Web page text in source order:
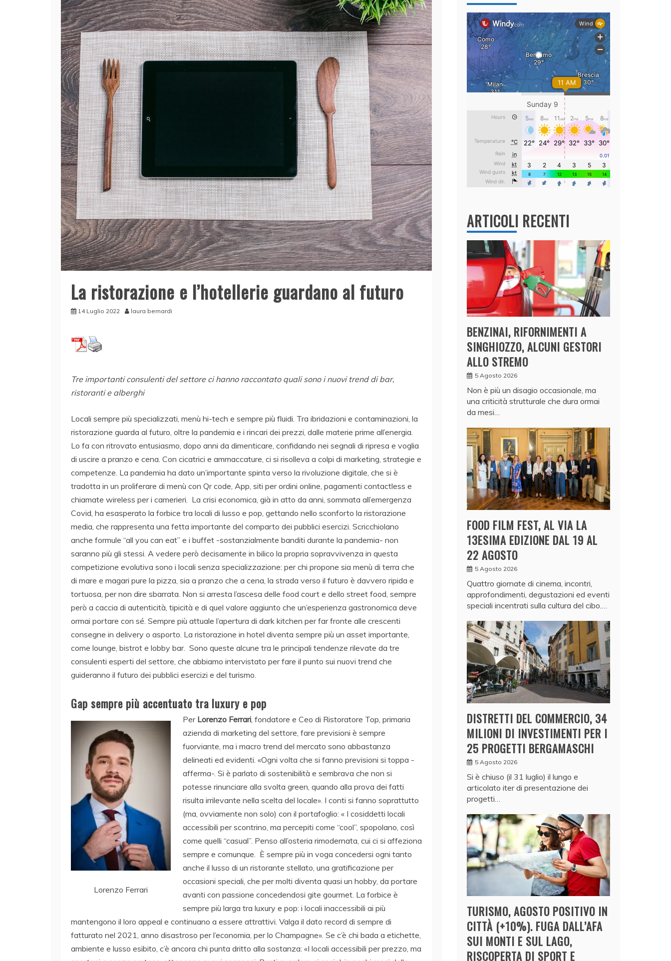
La ristorazione e l’hotellerie guardano al futuro
14 Luglio 2022 laura bernardi
Tre importanti consulenti del settore ci hanno raccontato quali sono i nuovi trend di bar,
ristoranti e alberghi
Locali sempre più specializzati, menù hi-tech e sempre più fluidi. Tra ibridazioni e contaminazioni, la
ristorazione guarda al futuro, oltre la pandemia e i rincari dei prezzi, dalle materie prime all’energia.
Lo fa con ritrovato entusiasmo, dopo anni da dimenticare, confidando nei segnali di ripresa e voglia
di uscire a pranzo e cena. Con cicatrici e ammaccature, ci si risolleva a colpi di marketing, strategie e
competenze. La pandemia ha dato un’importante spinta verso la rivoluzione digitale, che si è
tradotta in un proliferare di menù con Qr code, App, siti per ordini online, pagamenti contactless e
chiamate wireless per i camerieri. La crisi economica, già in atto da anni, sommata all’emergenza
Covid, ha esasperato la forbice tra locali di lusso e pop, gettando nello sconforto la ristorazione
media, che rappresenta una fetta importante del comparto dei pubblici esercizi. Scricchiolano
anche formule “all you can eat” e i buffet -sostanzialmente banditi durante la pandemia- non
saranno più gli stessi. A vedere però decisamente in bilico la propria sopravvivenza in questa
competizione evolutiva sono i locali senza specializzazione: per chi propone sia menù di terra che
di mare e magari pure la pizza, sia a pranzo che a cena, la strada verso il futuro è davvero ripida e
tortuosa, per non dire sbarrata. Non si arresta l’ascesa delle food court e dello street food, sempre
però a caccia di autenticità, tipicità e di quel valore aggiunto che un’esperienza gastronomica deve
ormai portare con sé. Sempre più attuale l’apertura di dark kitchen per far fronte alle crescenti
consegne in delivery o asporto. La ristorazione in hotel diventa sempre più un asset importante,
come lounge, bistrot e lobby bar. Sono queste alcune tra le principali tendenze rilevate da tre
consulenti esperti del settore, che abbiamo intervistato per fare il punto sui nuovi trend che
guideranno il futuro dei pubblici esercizi e del turismo.
Gap sempre più accentuato tra luxury e pop
Lorenzo Ferrari
Per Lorenzo Ferrari , fondatore e Ceo di Ristoratore Top, primaria
azienda di marketing del settore, fare previsioni è sempre
fuorviante, ma i macro trend del mercato sono abbastanza
delineati ed evidenti. «Ogni volta che si fanno previsioni si toppa -
afferma-. Si è parlato di sostenibilità e sembrava che non si
potesse rinunciare alla svolta green, quando alla prova dei fatti
risulta irrilevante nella scelta del locale». I conti si fanno soprattutto
(ma, ovviamente non solo) con il portafoglio: « I cosiddetti locali
accessibili per scontrino, ma percepiti come “cool”, spopolano, così
come quelli “casual”. Penso all’osteria rimodernata, cui ci si affeziona
sempre e comunque. È sempre più in voga concedersi ogni tanto
anche il lusso di un ristorante stellato, una gratificazione per
occasioni speciali, che per molti diventa quasi un hobby, da portare
avanti con passione concedendosi gite gourmet. La forbice è
sempre più larga tra luxury e pop: i locali inaccessibili ai più
mantengono il loro appeal e continuano a essere attrattivi. Valga il dato record di sempre di
fatturato nel 2021, anno disastroso per l’economia, per lo Champagne». Se c’è chi bada a etichette,
ambiente e lusso esibito, c’è ancora chi punta dritto alla sostanza: «I locali accessibili per prezzo, ma
ARTICOLI RECENTI
BENZINAI, RIFORNIMENTI A
SINGHIOZZO, ALCUNI GESTORI
ALLO STREMO
5 Agosto 2026
Non è più un disagio occasionale, ma
una criticità strutturale che dura ormai
da mesi…
FOOD FILM FEST, AL VIA LA
13ESIMA EDIZIONE DAL 19 AL
22 AGOSTO
5 Agosto 2026
Quattro giornate di cinema, incontri,
approfondimenti, degustazioni ed eventi
speciali incentrati sulla cultura del cibo.…
DISTRETTI DEL COMMERCIO, 34
MILIONI DI INVESTIMENTI PER I
25 PROGETTI BERGAMASCHI
5 Agosto 2026
Si è chiuso (il 31 luglio) il lungo e
articolato iter di presentazione dei
progetti…
TURISMO, AGOSTO POSITIVO IN
CITTÀ (+10%). FUGA DALL’AFA
SUI MONTI E SUL LAGO,
RISCOPERTA DI SPORT E